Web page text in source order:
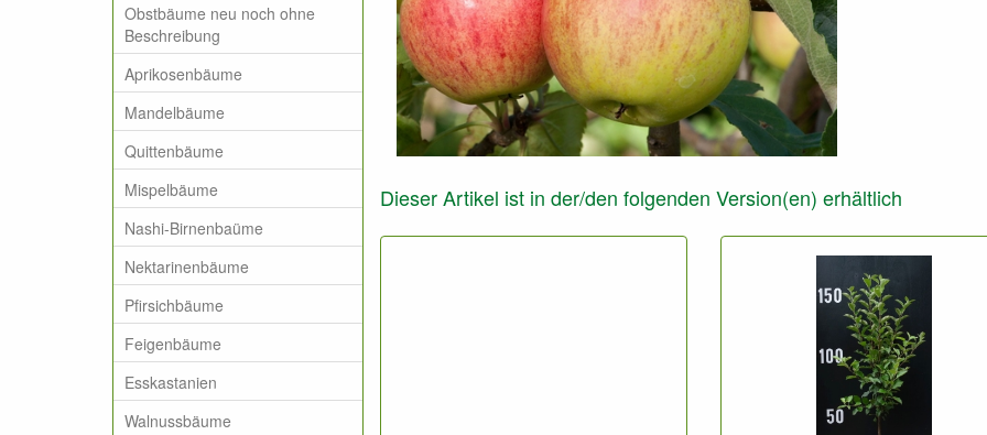
Obstbäume neu noch ohne
Beschreibung
Aprikosenbäume
Mandelbäume
Quittenbäume
Mispelbäume
Nashi-Birnenbaüme
Nektarinenbäume
Pfirsichbäume
Feigenbäume
Esskastanien
Walnussbäume
Dieser Artikel ist in der/den folgenden Version(en) erhältlich